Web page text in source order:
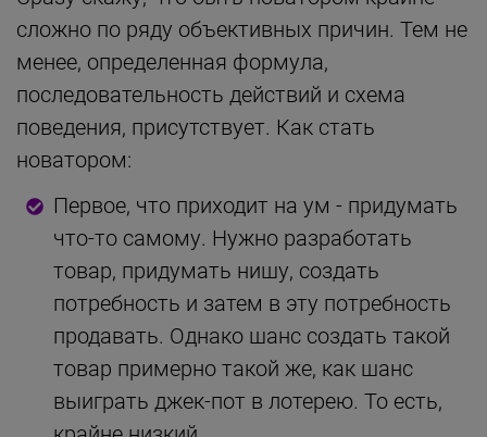
сложно по ряду объективных причин. Тем не
менее, определенная формула,
последовательность действий и схема
поведения, присутствует. Как стать
новатором:
Первое, что приходит на ум - придумать
что-то самому. Нужно разработать
товар, придумать нишу, создать
потребность и затем в эту потребность
продавать. Однако шанс создать такой
товар примерно такой же, как шанс
выиграть джек-пот в лотерею. То есть,